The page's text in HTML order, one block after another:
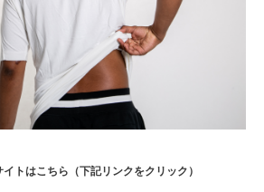
トはこちら（下記リンクをクリック）